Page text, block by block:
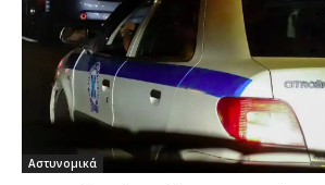
Αστυνομικά